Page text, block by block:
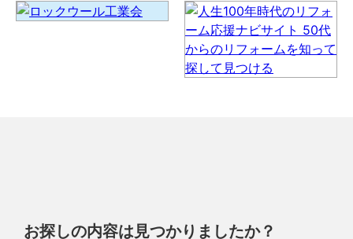
お探しの内容は見つかりましたか？